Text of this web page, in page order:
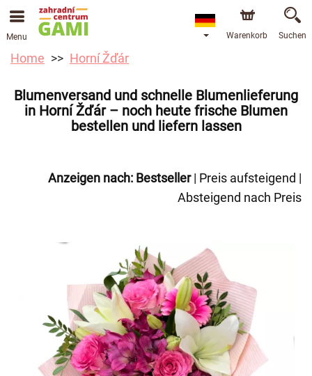
Menu Warenkorb Suchen
Home Horní Žďár
Blumenversand und schnelle Blumenlieferung
in Horní Žďár – noch heute frische Blumen
bestellen und liefern lassen
Anzeigen nach: Bestseller| Preis aufsteigend |
Absteigend nach Preis